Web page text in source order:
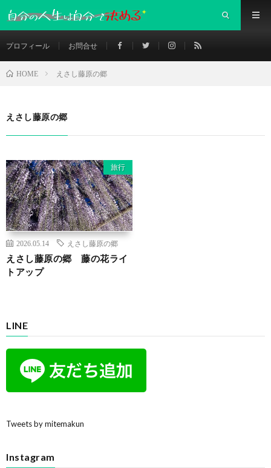
プロフィール お問合せ
HOME えさし藤原の郷
えさし藤原の郷
旅行
2026.05.14 えさし藤原の郷
えさし藤原の郷 藤の花ライ
トアップ
LINE
Tweets by mitemakun
Instagram